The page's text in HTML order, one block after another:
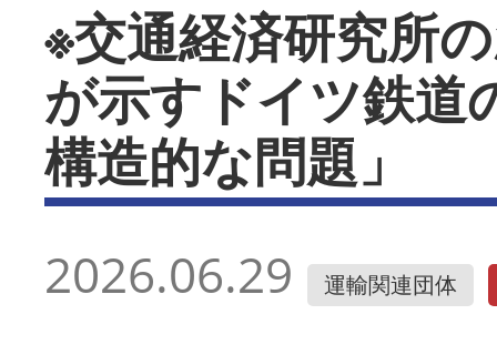
※交通経済研究所
が示すドイツ鉄道
構造的な問題」
2026.06.29 運輸関連団体